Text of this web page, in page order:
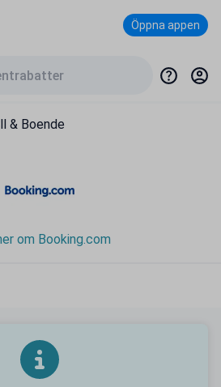
Öppna appen
& Boende
om Booking.com